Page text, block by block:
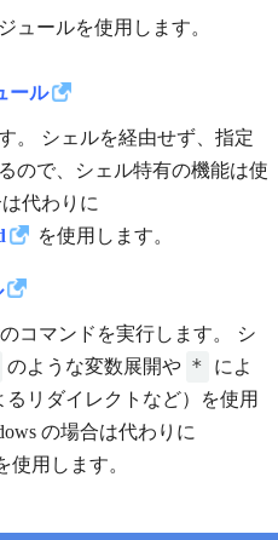
ュールを使用します。
ール
。 シェルを経由せず、指定
ので、シェル特有の機能は使
代わりに
を使用します。
コマンドを実行します。 シ
のような変数展開や *
によ
るリダイレクトなど）を使用
の場合は代わりに
使用します。